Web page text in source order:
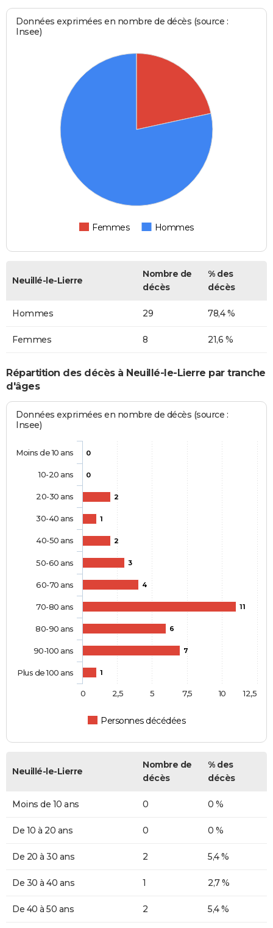
Données exprimées en nombre de décès (source :
Insee)
Femmes Hommes
Neuillé-le-Lierre
Nombre de
décès
% des
décès
Hommes 29 78,4 %
Femmes 8 21,6 %
Répartition des décès à Neuillé-le-Lierre par tranche
d'âges
Données exprimées en nombre de décès (source :
Insee)
0
0
2
1
2
3
4
11
6
7
1
Personnes décédées
Moins de 10 ans
10-20 ans
20-30 ans
30-40 ans
40-50 ans
50-60 ans
60-70 ans
70-80 ans
80-90 ans
90-100 ans
Plus de 100 ans
0 10
2,5 5 7,5 12,5
Neuillé-le-Lierre
Nombre de
décès
% des
décès
Moins de 10 ans 0 0 %
De 10 à 20 ans 0 0 %
De 20 à 30 ans 2 5,4 %
De 30 à 40 ans 1 2,7 %
De 40 à 50 ans 2 5,4 %